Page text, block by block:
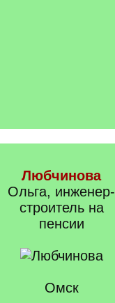
Любчинова
Ольга, инженер-
строитель на
пенсии
Омск